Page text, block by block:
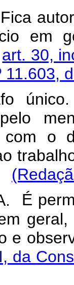
em
art. 30,
11.603,
pelo
com o
É
e
da